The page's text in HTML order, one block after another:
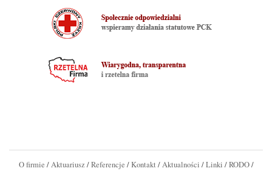
O firmie /Aktuariusz/Referencje /Kontakt /Aktualności /Linki /RODO/